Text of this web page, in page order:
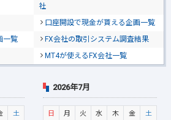
社
口座開設で現金が貰える企画一覧
一覧
FX会社の取引システム調査結果
MT4が使えるFX会社一覧
土
2026年7月
日 月 火 水 木 金
土